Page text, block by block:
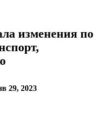
изменения по
29, 2023